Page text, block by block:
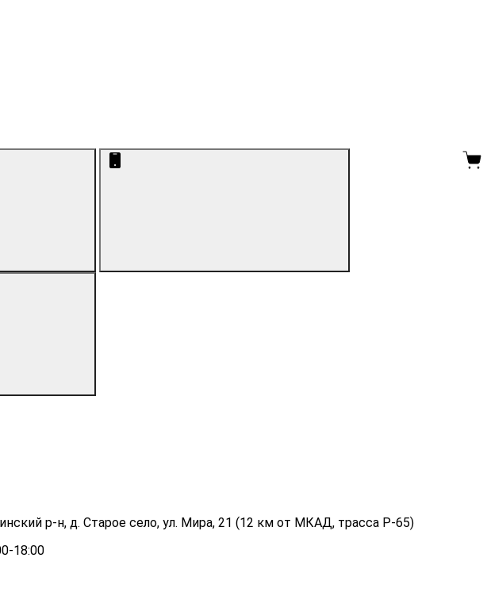
р-н, д. Старое село, ул. Мира, 21 (12 км от МКАД, трасса P-65)
18:00